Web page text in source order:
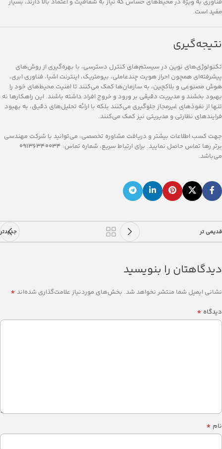
فناوری به ویژه در محیط‌های حساس که نیاز به شفافیت و اعتماد بالا دارند، بسیار
مفید است.
نتیجه‌گیری
تکنولوژی‌های نوین در سیستم‌های کنترل دسترسی، با بهره‌گیری از روش‌های
پیشرفته‌ای همچون احراز هویت چندعاملی، بیومتریک، اینترنت اشیا، فناوری ابری،
هوش مصنوعی و بلاکچین، به سازمان‌ها کمک می‌کنند تا امنیت محیط‌های خود را
بهبود بخشند و مدیریت دقیقی بر ورود و خروج افراد داشته باشند. این راهکارها نه
تنها از نفوذهای غیرمجاز جلوگیری می‌کنند بلکه با ارائه تحلیل‌های دقیق، به بهبود
فرایندهای نظارتی و مدیریتی نیز کمک می‌کنند.
جهت کسب اطلاعات بیشتر و دریافت مشاوره تخصصی، می‌توانید با شرکت مهندسی
برتر رها تماس حاصل نمایید. برای ارتباط سریع، شماره تماس: 09136340034
می‌باشد.
جدیدتر قدیمی تر
دیدگاهتان را بنویسید
نشانی ایمیل شما منتشر نخواهد شد. بخش‌های موردنیاز علامت‌گذاری شده‌اند *
دیدگاه *
نام *